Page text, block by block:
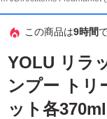
この商品は9時間
YOLU リラ
ンプー トリ
ット各